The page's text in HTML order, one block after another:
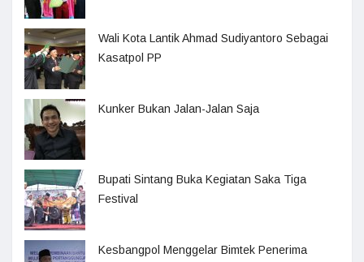
Wali Kota Lantik Ahmad Sudiyantoro Sebagai
Kasatpol PP
Kunker Bukan Jalan-Jalan Saja
Bupati Sintang Buka Kegiatan Saka Tiga
Festival
Kesbangpol Menggelar Bimtek Penerima